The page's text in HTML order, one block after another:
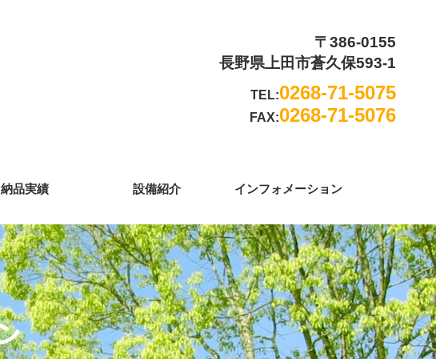
〒386-0155
長野県上田市蒼久保593-1
TEL:0268-71-5075
FAX:0268-71-5076
納品実績 設備紹介 インフォメーション